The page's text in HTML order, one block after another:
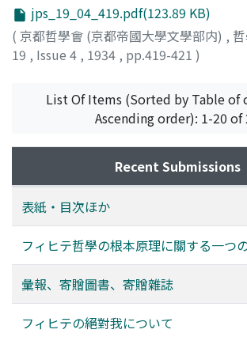
jps_19_04_419.pdf(123.89 KB)
( 京都哲學會 (京都帝國大學文學部内) ,
19 , Issue 4 , 1934 , pp.419-421 )
List Of Items (Sorted by Table of
Ascending order): 1-20 of
Recent Submissions
表紙・目次ほか
フィヒテ哲學の根本原理に關する一つ
彙報、寄贈圖書、寄贈雜誌
フィヒテの絕對我について